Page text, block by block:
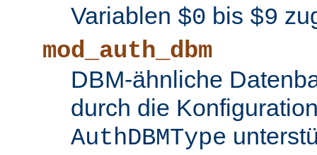
Variablen $0 bis $9
mod_auth_dbm
DBM-ähnliche
durch die
AuthDBMType